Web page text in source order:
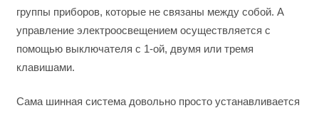
группы приборов, которые не связаны между собой. А
управление электроосвещением осуществляется с
помощью выключателя с 1-ой, двумя или тремя
клавишами.
Сама шинная система довольно просто устанавливается